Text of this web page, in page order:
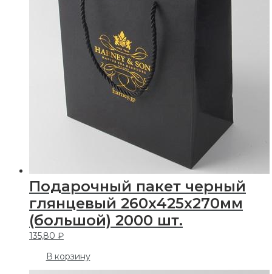
Подарочный пакет черный
глянцевый 260х425х270мм
(большой) 2000 шт.
135,80₽
В корзину